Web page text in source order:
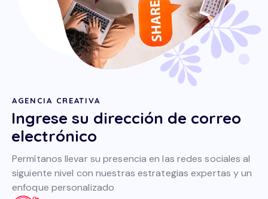
AGENCIA CREATIVA
Ingrese su dirección de correo
electrónico
Permítanos llevar su presencia en las redes sociales al
siguiente nivel con nuestras estrategias expertas y un
enfoque personalizado